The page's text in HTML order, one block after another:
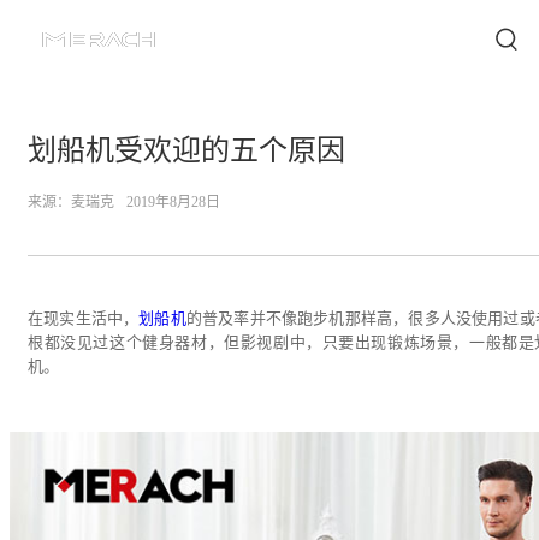
划船机受欢迎的五个原因
来源： 麦瑞克 2019年8月28日
在现实生活中，划船机的普及率并不像跑步机那样高，很多人没使用过或
根都没见过这个健身器材，但影视剧中，只要出现锻炼场景，一般都是
机。